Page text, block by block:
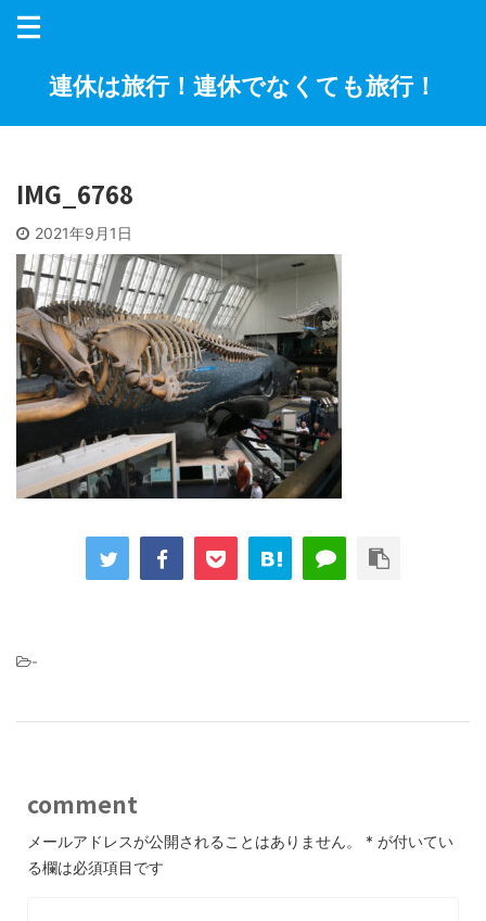
連休は旅行！連休でなくても旅行！
IMG_6768
2021年9月1日
-
comment
メールアドレスが公開されることはありません。 * が付いてい
る欄は必須項目です